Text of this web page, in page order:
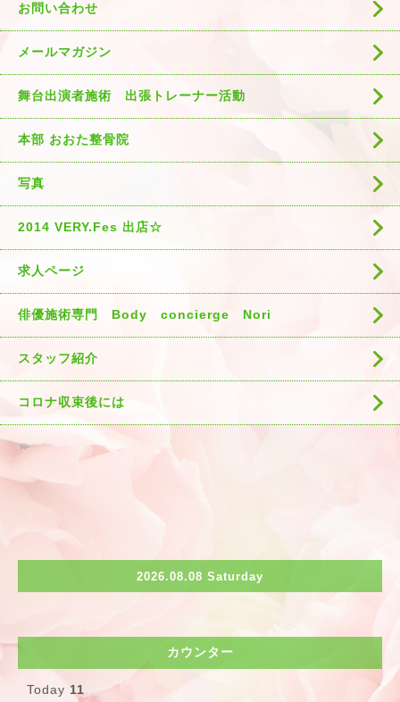
お問い合わせ
メールマガジン
舞台出演者施術 出張トレーナー活動
本部 おおた整骨院
写真
2014 VERY.Fes 出店☆
求人ページ
俳優施術専門 Body concierge Nori
スタッフ紹介
コロナ収束後には
2026.08.08 Saturday
カウンター
Today 11